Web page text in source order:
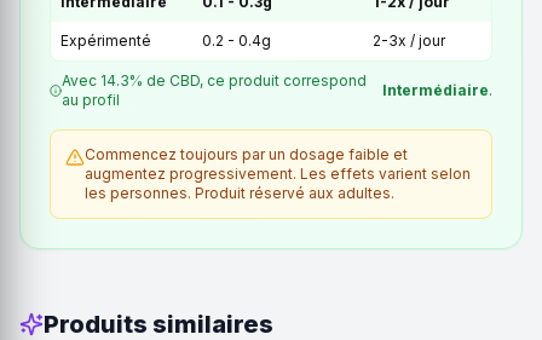
Expérimenté 0.2 - 0.4g 2-3x / jour
Avec 14.3% de CBD, ce produit correspond
au profil
Intermédiaire.
Commencez toujours par un dosage faible et
augmentez progressivement. Les effets varient selon
les personnes. Produit réservé aux adultes.
Produits similaires